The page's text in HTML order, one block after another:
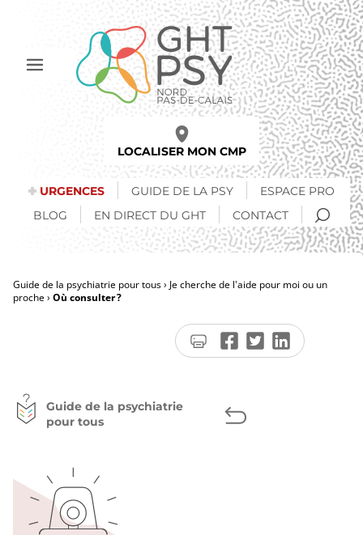
principal
Afficher
LOCALISER MON CMP
URGENCES GUIDE DE LA PSY
ESPACE PRO
BLOG
EN DIRECT DU GHT CONTACT
Fil
Guide de la psychiatrie pour tous
Je cherche de l'aide pour moi ou un
proche Où consulter ?
Guide de la psychiatrie
pour tous
Imprimer
la
Partager
sur
Partager
sur
Partager
sur